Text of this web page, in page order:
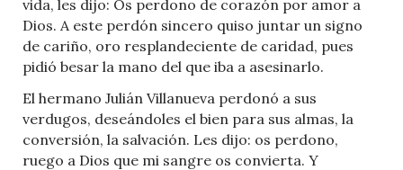
vida, les dijo: Os perdono de corazón por amor a
Dios. A este perdón sincero quiso juntar un signo
de cariño, oro resplandeciente de caridad, pues
pidió besar la mano del que iba a asesinarlo.
El hermano Julián Villanueva perdonó a sus
verdugos, deseándoles el bien para sus almas, la
conversión, la salvación. Les dijo: os perdono,
ruego a Dios que mi sangre os convierta. Y